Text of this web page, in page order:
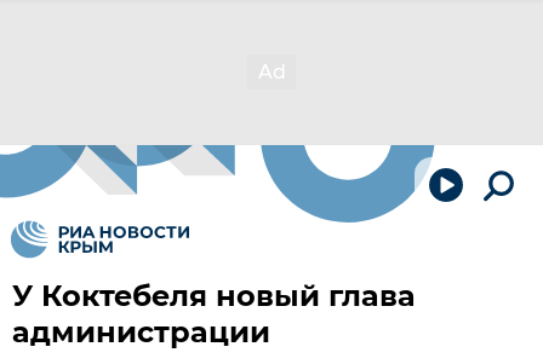
У Коктебеля новый глава
администрации